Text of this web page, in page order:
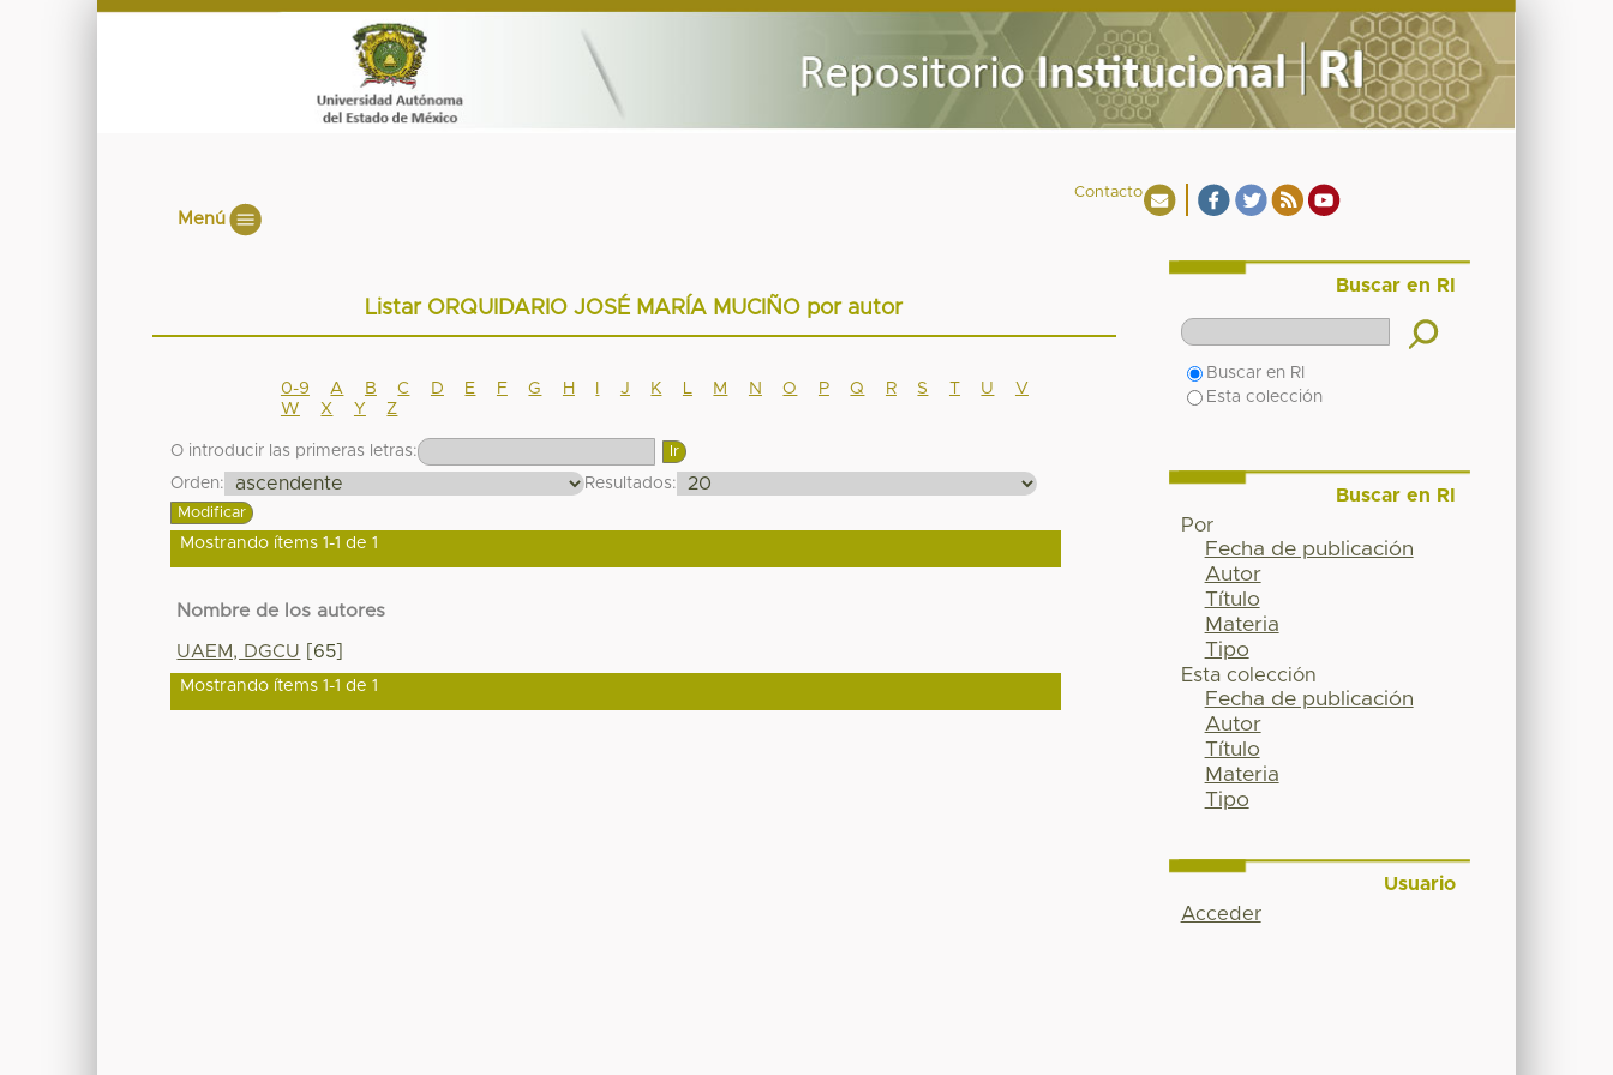
Contacto
Menú
Listar ORQUIDARIO JOSÉ MARÍA MUCIÑO por autor
0-9 A B C D E F G H J K M N O P Q R S T U
V
W
X Y Z
O introducir las primeras letras:
Orden:
Resultados:
Mostrando ítems 1-1 de 1
Nombre de los autores
UAEM, DGCU [65]
Mostrando ítems 1-1 de 1
Buscar en RI
Buscar en RI
Esta colección
Buscar en RI
Por
Fecha de publicación
Autor
Título
Materia
Tipo
Esta colección
Fecha de publicación
Autor
Título
Materia
Tipo
Usuario
Acceder